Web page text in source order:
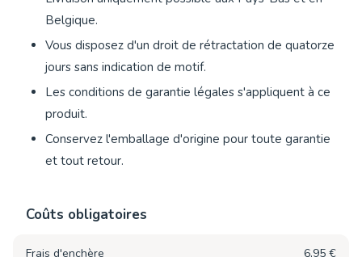
Belgique.
Vous disposez d'un droit de rétractation de quatorze
jours sans indication de motif.
Les conditions de garantie légales s'appliquent à ce
produit.
Conservez l'emballage d'origine pour toute garantie
et tout retour.
Coûts obligatoires
Frais d'enchère
6,95 €